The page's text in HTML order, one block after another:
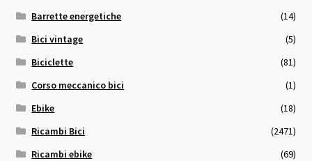
Barrette energetiche
(14)
Bici vintage
(5)
Biciclette
(81)
Corso meccanico bici
(1)
Ebike
(18)
Ricambi Bici
(2471)
Ricambi ebike
(69)